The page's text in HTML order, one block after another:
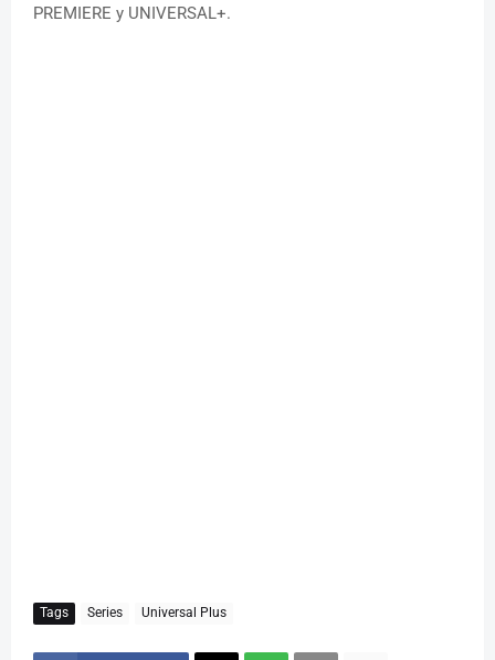
PREMIERE y UNIVERSAL+.
Tags Series Universal Plus